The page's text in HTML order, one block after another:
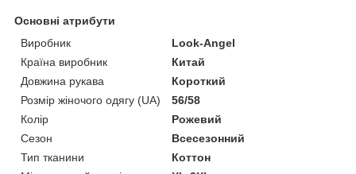
Основні атрибути
Виробник
Look-Angel
Країна виробник
Китай
Довжина рукава
Короткий
Розмір жіночого одягу (UA)
56/58
Колір
Рожевий
Сезон
Всесезонний
Тип тканини
Коттон